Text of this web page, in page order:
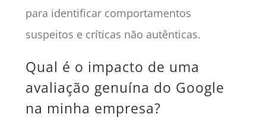
para identificar comportamentos
suspeitos e críticas não autênticas.
Qual é o impacto de uma
avaliação genuína do Google
na minha empresa?